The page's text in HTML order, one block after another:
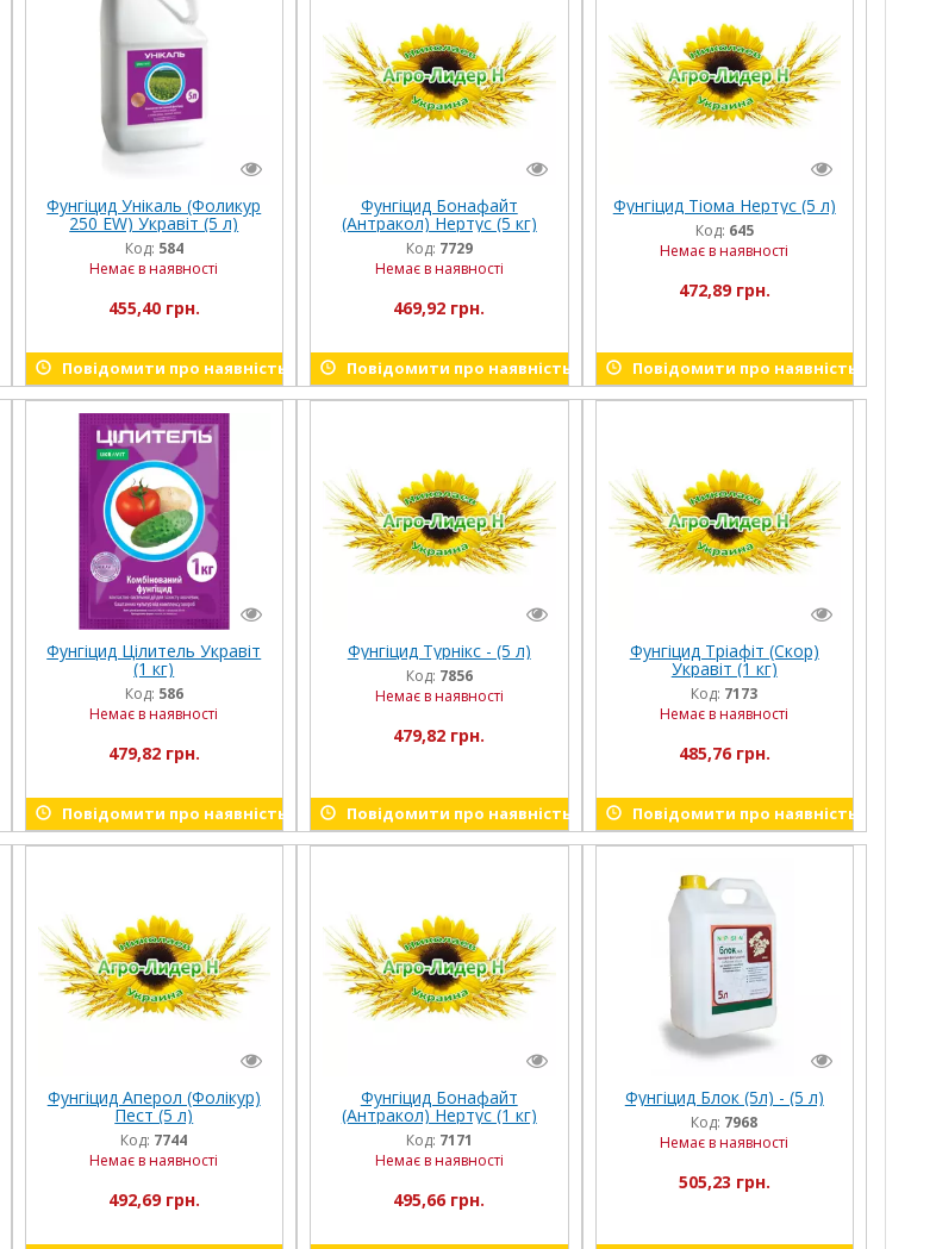
Фунгіцид Унікаль (Фоликур
250 EW) Укравіт (5 л)
Код: 584
Немає в наявності
455,40 грн.
Повідомити про наявність
Фунгіцид Бонафайт
(Антракол) Нертус (5 кг)
Код: 7729
Немає в наявності
469,92 грн.
Повідомити про наявність
Фунгіцид Тіома Нертус (5 л)
Код: 645
Немає в наявності
472,89 грн.
Повідомити про наявність
Фунгіцид Цілитель Укравіт
(1 кг)
Код: 586
Немає в наявності
479,82 грн.
Повідомити про наявність
Фунгіцид Турнікс - (5 л)
Код: 7856
Немає в наявності
479,82 грн.
Повідомити про наявність
Фунгіцид Тріафіт (Скор)
Укравіт (1 кг)
Код: 7173
Немає в наявності
485,76 грн.
Повідомити про наявність
Фунгіцид Аперол (Фолікур)
Пест (5 л)
Код: 7744
Немає в наявності
492,69 грн.
Фунгіцид Бонафайт
(Антракол) Нертус (1 кг)
Код: 7171
Немає в наявності
495,66 грн.
Фунгіцид Блок (5л) - (5 л)
Код: 7968
Немає в наявності
505,23 грн.